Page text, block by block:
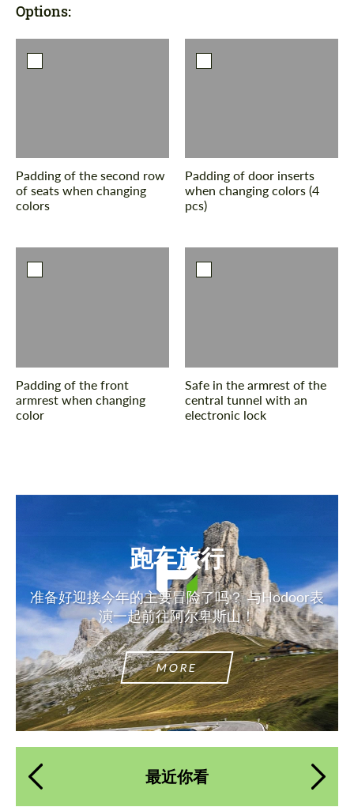
Options:
Padding of the second row
of seats when changing
colors
Padding of door inserts
when changing colors (4
pcs)
Padding of the front
armrest when changing
color
Safe in the armrest of the
central tunnel with an
electronic lock
跑车旅行
准备好迎接今年的主要冒险了吗？ 与Hodoor表
演一起前往阿尔卑斯山！
MORE
最近你看
请求回复文本
Please use this form to fill in some basic
请求回复文本
Please use this form to fill in some basic